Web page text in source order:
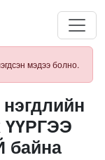
мэдээ болно.
ҮҮРГЭЭ